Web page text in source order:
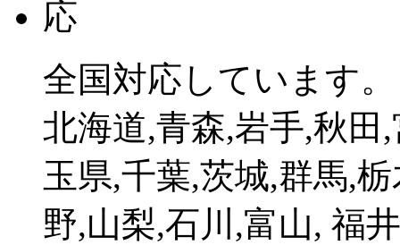
全国対応しています。
北海道,青森,岩手,秋田
玉県,千葉,茨城,群馬,
野,山梨,石川,富山, 福